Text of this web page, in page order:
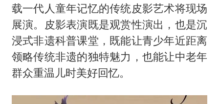
载一代人童年记忆的传统皮影艺术将现场
展演。皮影表演既是观赏性演出，也是沉
浸式非遗科普课堂，既能让青少年近距离
领略传统非遗的独特魅力，也能让中老年
群众重温儿时美好回忆。